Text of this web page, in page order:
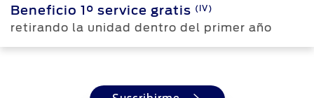
Beneficio 1° service gratis (IV)
retirando la unidad dentro del primer año